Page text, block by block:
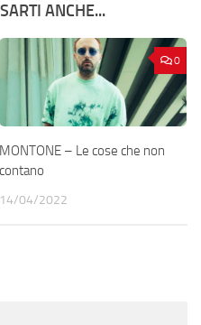
ANCHE...
0
MONTONE – Le cose che non
contano
14/04/2022